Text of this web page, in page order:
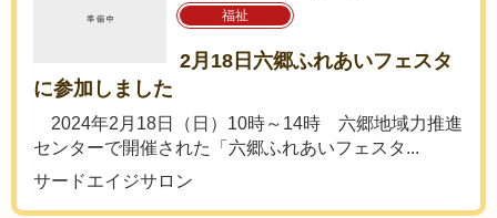
福祉
2月18日六郷ふれあいフェスタ
に参加しました
2024年2月18日（日）10時～14時 六郷地域力推進
センターで開催された「六郷ふれあいフェスタ...
サードエイジサロン